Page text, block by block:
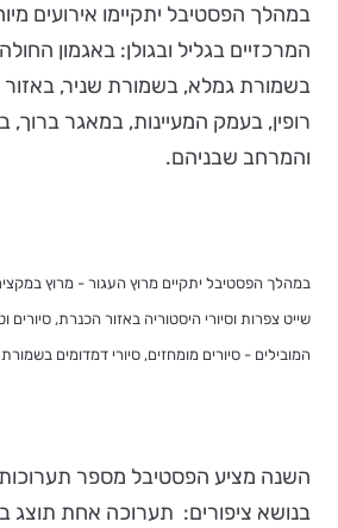
במהלך הפסטיבל יתקיימו אירועים
המרכזיים בגליל ובגולן: באגמון
בשמורת גמלא, בשמורת שניר,
רופין, בעמק המעיינות, במאגר ברוך,
והמרחב שבניהם.
במהלך הפסטיבל יתקיים מרוץ העגור - מרוץ
שייט צפרות וסיורי היסטוריה באזור הכנרת, סיורים
המובילים - סיורים מומחזים, סיורי דמדומים בשמורת
השנה מציע הפסטיבל מספר תערוכות
בנושא ציפורים: תערוכה אחת תוצג